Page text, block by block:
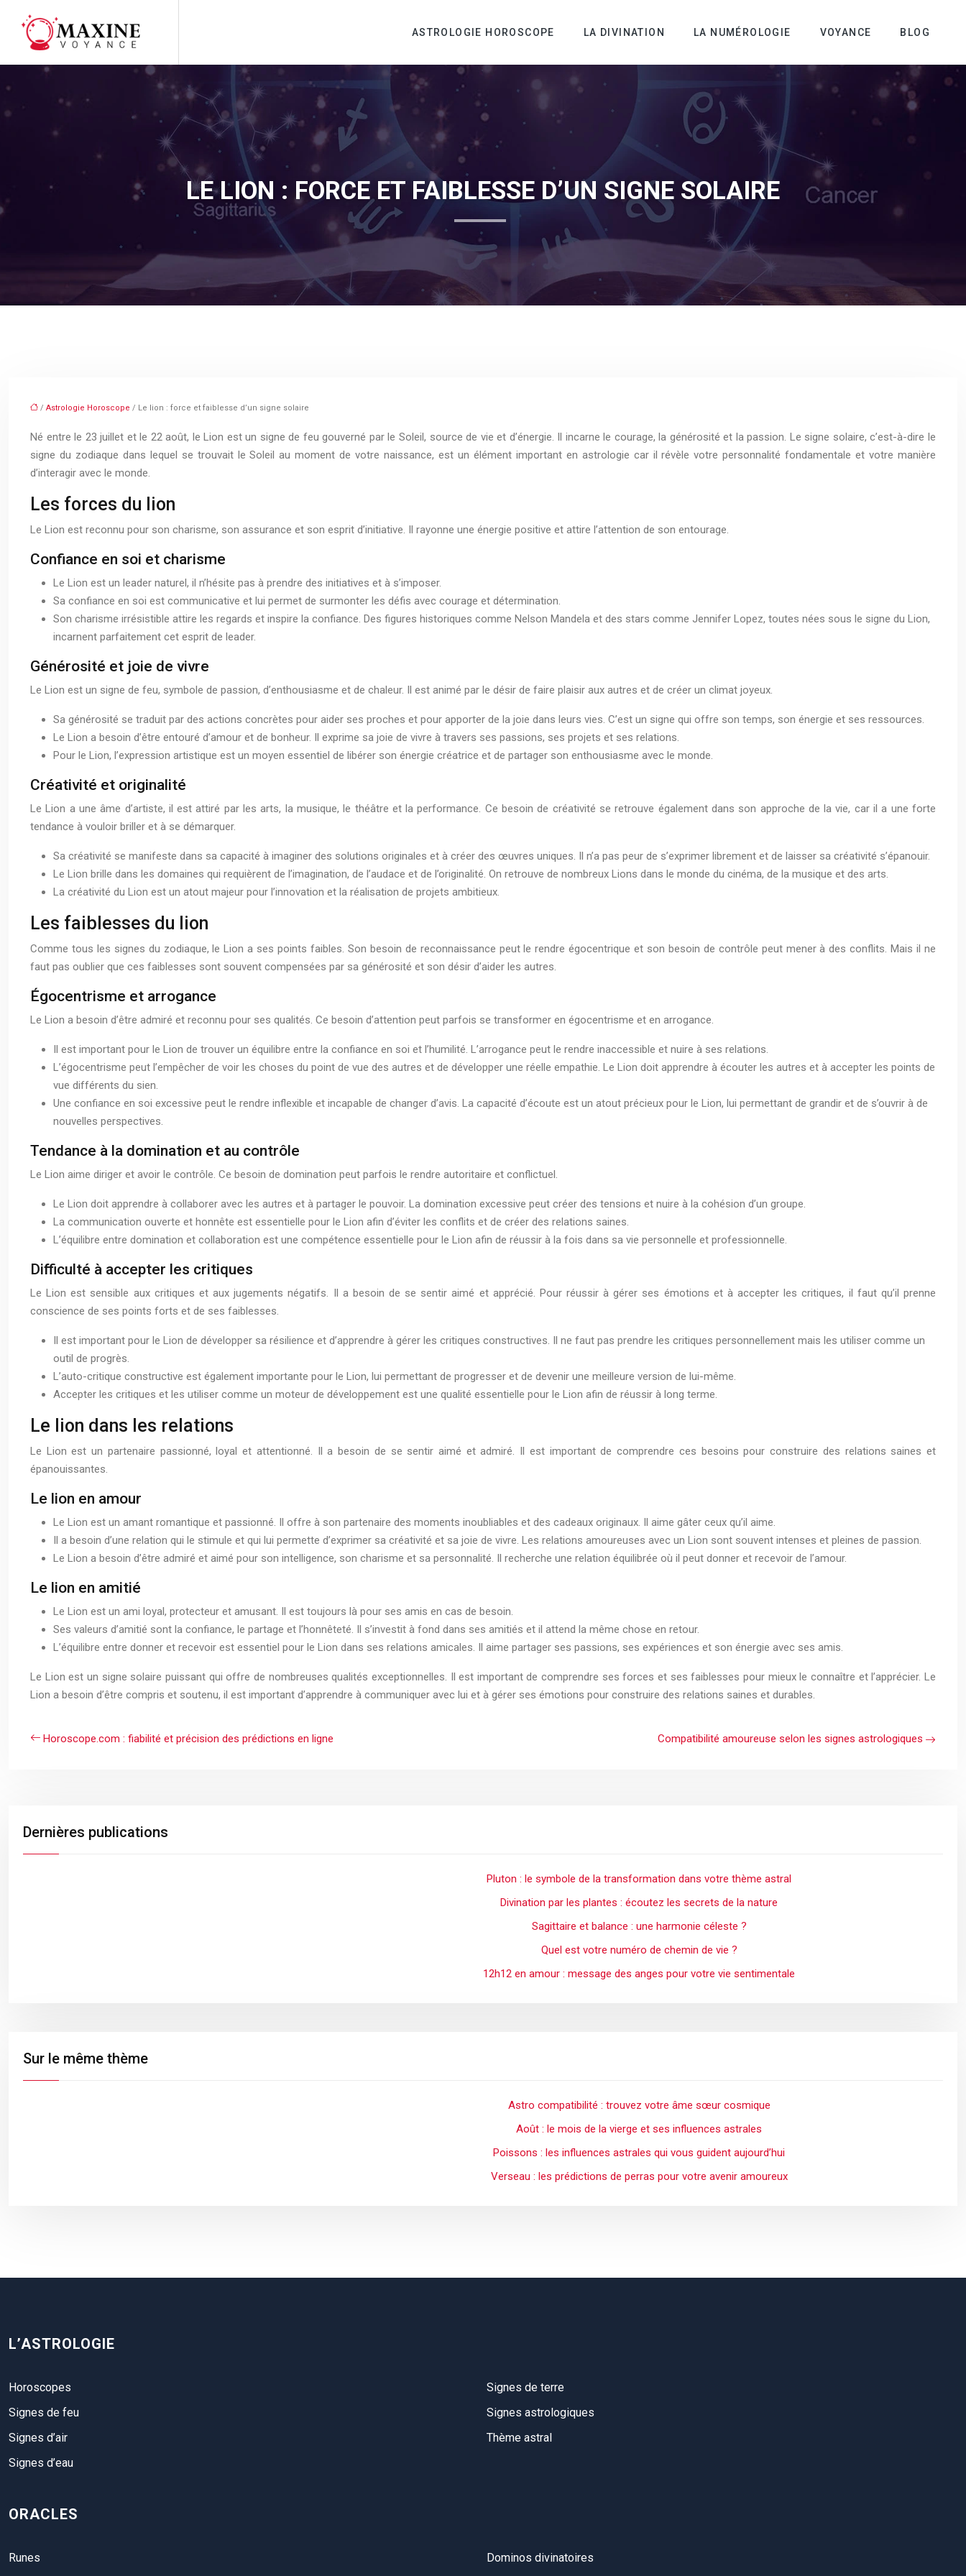
ASTROLOGIE HOROSCOPE LA DIVINATION LA NUMÉROLOGIE VOYANCE BLOG
LE LION : FORCE ET FAIBLESSE D’UN SIGNE SOLAIRE
/ Astrologie Horoscope / Le lion : force et faiblesse d’un signe solaire
Né entre le 23 juillet et le 22 août, le Lion est un signe de feu gouverné par le Soleil, source de vie et d’énergie. Il incarne le courage, la générosité et la passion. Le signe solaire, c’est-à-dire le
signe du zodiaque dans lequel se trouvait le Soleil au moment de votre naissance, est un élément important en astrologie car il révèle votre personnalité fondamentale et votre manière
d’interagir avec le monde.
Les forces du lion
Le Lion est reconnu pour son charisme, son assurance et son esprit d’initiative. Il rayonne une énergie positive et attire l’attention de son entourage.
Confiance en soi et charisme
Le Lion est un leader naturel, il n’hésite pas à prendre des initiatives et à s’imposer.
Sa confiance en soi est communicative et lui permet de surmonter les défis avec courage et détermination.
Son charisme irrésistible attire les regards et inspire la confiance. Des figures historiques comme Nelson Mandela et des stars comme Jennifer Lopez, toutes nées sous le signe du Lion,
incarnent parfaitement cet esprit de leader.
Générosité et joie de vivre
Le Lion est un signe de feu, symbole de passion, d’enthousiasme et de chaleur. Il est animé par le désir de faire plaisir aux autres et de créer un climat joyeux.
Sa générosité se traduit par des actions concrètes pour aider ses proches et pour apporter de la joie dans leurs vies. C’est un signe qui offre son temps, son énergie et ses ressources.
Le Lion a besoin d’être entouré d’amour et de bonheur. Il exprime sa joie de vivre à travers ses passions, ses projets et ses relations.
Pour le Lion, l’expression artistique est un moyen essentiel de libérer son énergie créatrice et de partager son enthousiasme avec le monde.
Créativité et originalité
Le Lion a une âme d’artiste, il est attiré par les arts, la musique, le théâtre et la performance. Ce besoin de créativité se retrouve également dans son approche de la vie, car il a une forte
tendance à vouloir briller et à se démarquer.
Sa créativité se manifeste dans sa capacité à imaginer des solutions originales et à créer des œuvres uniques. Il n’a pas peur de s’exprimer librement et de laisser sa créativité s’épanouir.
Le Lion brille dans les domaines qui requièrent de l’imagination, de l’audace et de l’originalité. On retrouve de nombreux Lions dans le monde du cinéma, de la musique et des arts.
La créativité du Lion est un atout majeur pour l’innovation et la réalisation de projets ambitieux.
Les faiblesses du lion
Comme tous les signes du zodiaque, le Lion a ses points faibles. Son besoin de reconnaissance peut le rendre égocentrique et son besoin de contrôle peut mener à des conflits. Mais il ne
faut pas oublier que ces faiblesses sont souvent compensées par sa générosité et son désir d’aider les autres.
Égocentrisme et arrogance
Le Lion a besoin d’être admiré et reconnu pour ses qualités. Ce besoin d’attention peut parfois se transformer en égocentrisme et en arrogance.
Il est important pour le Lion de trouver un équilibre entre la confiance en soi et l’humilité. L’arrogance peut le rendre inaccessible et nuire à ses relations.
L’égocentrisme peut l’empêcher de voir les choses du point de vue des autres et de développer une réelle empathie. Le Lion doit apprendre à écouter les autres et à accepter les points de
vue différents du sien.
Une confiance en soi excessive peut le rendre inflexible et incapable de changer d’avis. La capacité d’écoute est un atout précieux pour le Lion, lui permettant de grandir et de s’ouvrir à de
nouvelles perspectives.
Tendance à la domination et au contrôle
Le Lion aime diriger et avoir le contrôle. Ce besoin de domination peut parfois le rendre autoritaire et conflictuel.
Le Lion doit apprendre à collaborer avec les autres et à partager le pouvoir. La domination excessive peut créer des tensions et nuire à la cohésion d’un groupe.
La communication ouverte et honnête est essentielle pour le Lion afin d’éviter les conflits et de créer des relations saines.
L’équilibre entre domination et collaboration est une compétence essentielle pour le Lion afin de réussir à la fois dans sa vie personnelle et professionnelle.
Difficulté à accepter les critiques
Le Lion est sensible aux critiques et aux jugements négatifs. Il a besoin de se sentir aimé et apprécié. Pour réussir à gérer ses émotions et à accepter les critiques, il faut qu’il prenne
conscience de ses points forts et de ses faiblesses.
Il est important pour le Lion de développer sa résilience et d’apprendre à gérer les critiques constructives. Il ne faut pas prendre les critiques personnellement mais les utiliser comme un
outil de progrès.
L’auto-critique constructive est également importante pour le Lion, lui permettant de progresser et de devenir une meilleure version de lui-même.
Accepter les critiques et les utiliser comme un moteur de développement est une qualité essentielle pour le Lion afin de réussir à long terme.
Le lion dans les relations
Le Lion est un partenaire passionné, loyal et attentionné. Il a besoin de se sentir aimé et admiré. Il est important de comprendre ces besoins pour construire des relations saines et
épanouissantes.
Le lion en amour
Le Lion est un amant romantique et passionné. Il offre à son partenaire des moments inoubliables et des cadeaux originaux. Il aime gâter ceux qu’il aime.
Il a besoin d’une relation qui le stimule et qui lui permette d’exprimer sa créativité et sa joie de vivre. Les relations amoureuses avec un Lion sont souvent intenses et pleines de passion.
Le Lion a besoin d’être admiré et aimé pour son intelligence, son charisme et sa personnalité. Il recherche une relation équilibrée où il peut donner et recevoir de l’amour.
Le lion en amitié
Le Lion est un ami loyal, protecteur et amusant. Il est toujours là pour ses amis en cas de besoin.
Ses valeurs d’amitié sont la confiance, le partage et l’honnêteté. Il s’investit à fond dans ses amitiés et il attend la même chose en retour.
L’équilibre entre donner et recevoir est essentiel pour le Lion dans ses relations amicales. Il aime partager ses passions, ses expériences et son énergie avec ses amis.
Le Lion est un signe solaire puissant qui offre de nombreuses qualités exceptionnelles. Il est important de comprendre ses forces et ses faiblesses pour mieux le connaître et l’apprécier. Le
Lion a besoin d’être compris et soutenu, il est important d’apprendre à communiquer avec lui et à gérer ses émotions pour construire des relations saines et durables.
Horoscope.com : fiabilité et précision des prédictions en ligne Compatibilité amoureuse selon les signes astrologiques
Dernières publications
Pluton : le symbole de la transformation dans votre thème astral
Divination par les plantes : écoutez les secrets de la nature
Sagittaire et balance : une harmonie céleste ?
Quel est votre numéro de chemin de vie ?
12h12 en amour : message des anges pour votre vie sentimentale
Sur le même thème
Astro compatibilité : trouvez votre âme sœur cosmique
Août : le mois de la vierge et ses influences astrales
Poissons : les influences astrales qui vous guident aujourd’hui
Verseau : les prédictions de perras pour votre avenir amoureux
L’ASTROLOGIE
Horoscopes
Signes de feu
Signes d’air
Signes d’eau
Signes de terre
Signes astrologiques
Thème astral
ORACLES
Runes
Dominos divinatoires